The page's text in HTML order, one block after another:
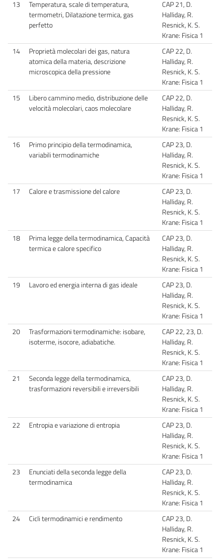
13
Temperatura, scale di temperatura,
termometri, Dilatazione termica, gas
perfetto
CAP 21, D.
Halliday, R.
Resnick, K. S.
Krane: Fisica 1
14
Proprietà molecolari dei gas, natura
atomica della materia, descrizione
microscopica della pressione
CAP 22, D.
Halliday, R.
Resnick, K. S.
Krane: Fisica 1
15
Libero cammino medio, distribuzione delle
velocità molecolari, caos molecolare
CAP 22, D.
Halliday, R.
Resnick, K. S.
Krane: Fisica 1
16
Primo principio della termodinamica,
variabili termodinamiche
CAP 23, D.
Halliday, R.
Resnick, K. S.
Krane: Fisica 1
17
Calore e trasmissione del calore
CAP 23, D.
Halliday, R.
Resnick, K. S.
Krane: Fisica 1
18
Prima legge della termodinamica, Capacità
termica e calore specifico
CAP 23, D.
Halliday, R.
Resnick, K. S.
Krane: Fisica 1
19
Lavoro ed energia interna di gas ideale
CAP 23, D.
Halliday, R.
Resnick, K. S.
Krane: Fisica 1
20
Trasformazioni termodinamiche: isobare,
isoterme, isocore, adiabatiche.
CAP 22, 23, D.
Halliday, R.
Resnick, K. S.
Krane: Fisica 1
21
Seconda legge della termodinamica,
trasformazioni reversibili e irreversibili
CAP 23, D.
Halliday, R.
Resnick, K. S.
Krane: Fisica 1
22
Entropia e variazione di entropia
CAP 23, D.
Halliday, R.
Resnick, K. S.
Krane: Fisica 1
23
Enunciati della seconda legge della
termodinamica
CAP 23, D.
Halliday, R.
Resnick, K. S.
Krane: Fisica 1
24
Cicli termodinamici e rendimento
CAP 23, D.
Halliday, R.
Resnick, K. S.
Krane: Fisica 1